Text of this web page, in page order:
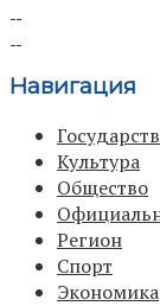
Навигация
Культура
Общество
Регион
Спорт
Экономика